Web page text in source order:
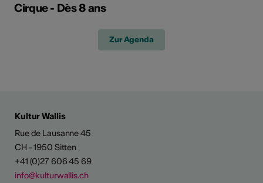
Cirque - Dès 8 ans
Zur Agenda
Kultur Wallis
Rue de Lausanne 45
CH - 1950 Sitten
+41 (0)27 606 45 69
info@kulturwallis.ch